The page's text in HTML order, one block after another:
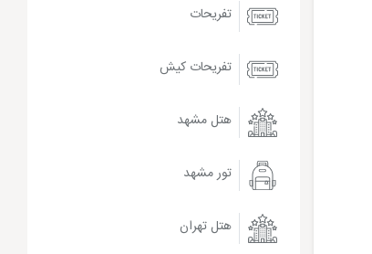
تفریحات
تفریحات کیش
هتل مشهد
تور مشهد
هتل تهران